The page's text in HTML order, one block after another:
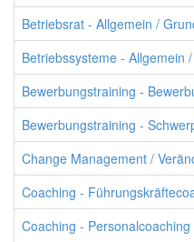
Betriebsrat - Allgemein /
Betriebssysteme - Allgemein
Bewerbungstraining -
Bewerbungstraining -
Change Management /
Coaching -
Coaching -